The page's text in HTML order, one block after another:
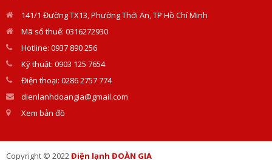
141/1 Đường TX13, Phường Thới An, TP Hồ Chí Minh
Mã số thuế: 0316272930
Hotline: 0937 890 256
Kỹ thuật: 0903 125 7654
Điện thoại: 0286 2757 774
dienlanhdoangia@gmail.com
Xem bản đồ
Copyright © 2022Điện lạnh ĐOÀN GIA